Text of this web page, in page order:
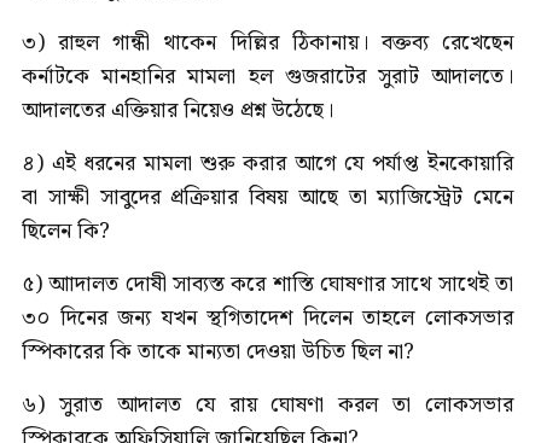
৩) রাহুল গান্ধী থাকেন দিল্লির ঠিকানায়। বক্তব্য রেখেছেন
কর্নাটকে মানহানির মামলা হল গুজরাটের সুরাট আদালতে।
আদালতের এক্তিয়ার নিয়েও প্রশ্ন উঠেছে।
৪) এই ধরনের মামলা শুরু করার আগে যে পর্যাপ্ত ইনকোয়ারি
বা সাক্ষী সাবুদের প্রক্রিয়ার বিষয় আছে তা ম্যাজিস্ট্রেট মেনে
ছিলেন কি?
৫) আাদালত দোষী সাব্যস্ত করে শাস্তি ঘোষণার সাথে সাথেই তা
৩০ দিনের জন্য যখন স্থগিতাদেশ দিলেন তাহলে লোকসভার
স্পিকারের কি তাকে মান্যতা দেওয়া উচিত ছিল না?
৬) সুরাত আদালত যে রায় ঘোষণা করল তা লোকসভার